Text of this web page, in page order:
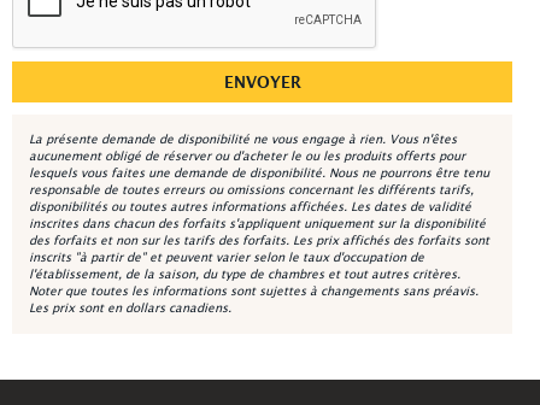
La présente demande de disponibilité ne vous engage à rien. Vous n'êtes
aucunement obligé de réserver ou d'acheter le ou les produits offerts pour
lesquels vous faites une demande de disponibilité. Nous ne pourrons être tenu
responsable de toutes erreurs ou omissions concernant les différents tarifs,
disponibilités ou toutes autres informations affichées. Les dates de validité
inscrites dans chacun des forfaits s'appliquent uniquement sur la disponibilité
des forfaits et non sur les tarifs des forfaits. Les prix affichés des forfaits sont
inscrits "à partir de" et peuvent varier selon le taux d'occupation de
l'établissement, de la saison, du type de chambres et tout autres critères.
Noter que toutes les informations sont sujettes à changements sans préavis.
Les prix sont en dollars canadiens.